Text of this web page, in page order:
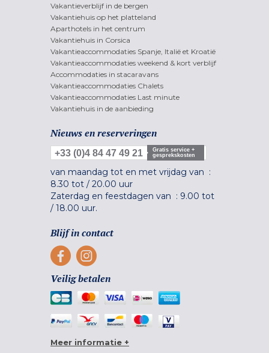
Vakantieverblijf in de bergen
Vakantiehuis op het platteland
Aparthotels in het centrum
Vakantiehuis in Corsica
Vakantieaccommodaties Spanje, Italië et Kroatië
Vakantieaccommodaties weekend & kort verblijf
Accommodaties in stacaravans
Vakantieaccommodaties Chalets
Vakantieaccommodaties Last minute
Vakantiehuis in de aanbieding
Nieuws en reserveringen
+33 (0)4 84 47 49 21
Gratis service +
gesprekskosten
van maandag tot en met vrijdag van :
8.30 tot / 20.00 uur
Zaterdag en feestdagen van : 9.00 tot
/ 18.00 uur.
Blijf in contact
Veilig betalen
Meer informatie +